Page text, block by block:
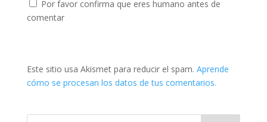
Por favor confirma que eres humano antes de
comentar
Este sitio usa Akismet para reducir el spam. Aprende
cómo se procesan los datos de tus comentarios.